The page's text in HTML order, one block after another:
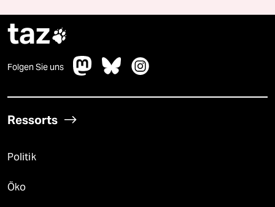
taz
Folgen Sie uns
Ressorts
Politik
Öko